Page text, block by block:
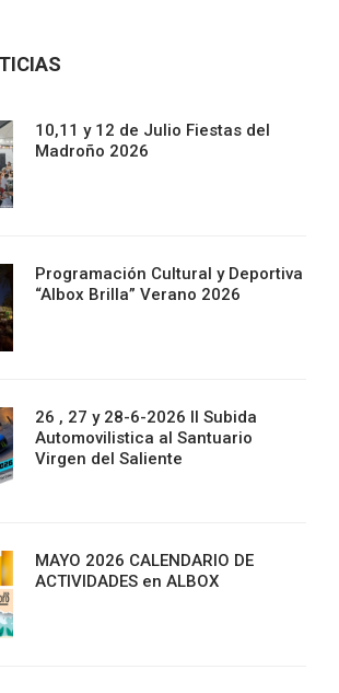
10,11 y 12 de Julio Fiestas del
Madroño 2026
Programación Cultural y Deportiva
“Albox Brilla” Verano 2026
26 , 27 y 28-6-2026 II Subida
Automovilistica al Santuario
Virgen del Saliente
MAYO 2026 CALENDARIO DE
ACTIVIDADES en ALBOX